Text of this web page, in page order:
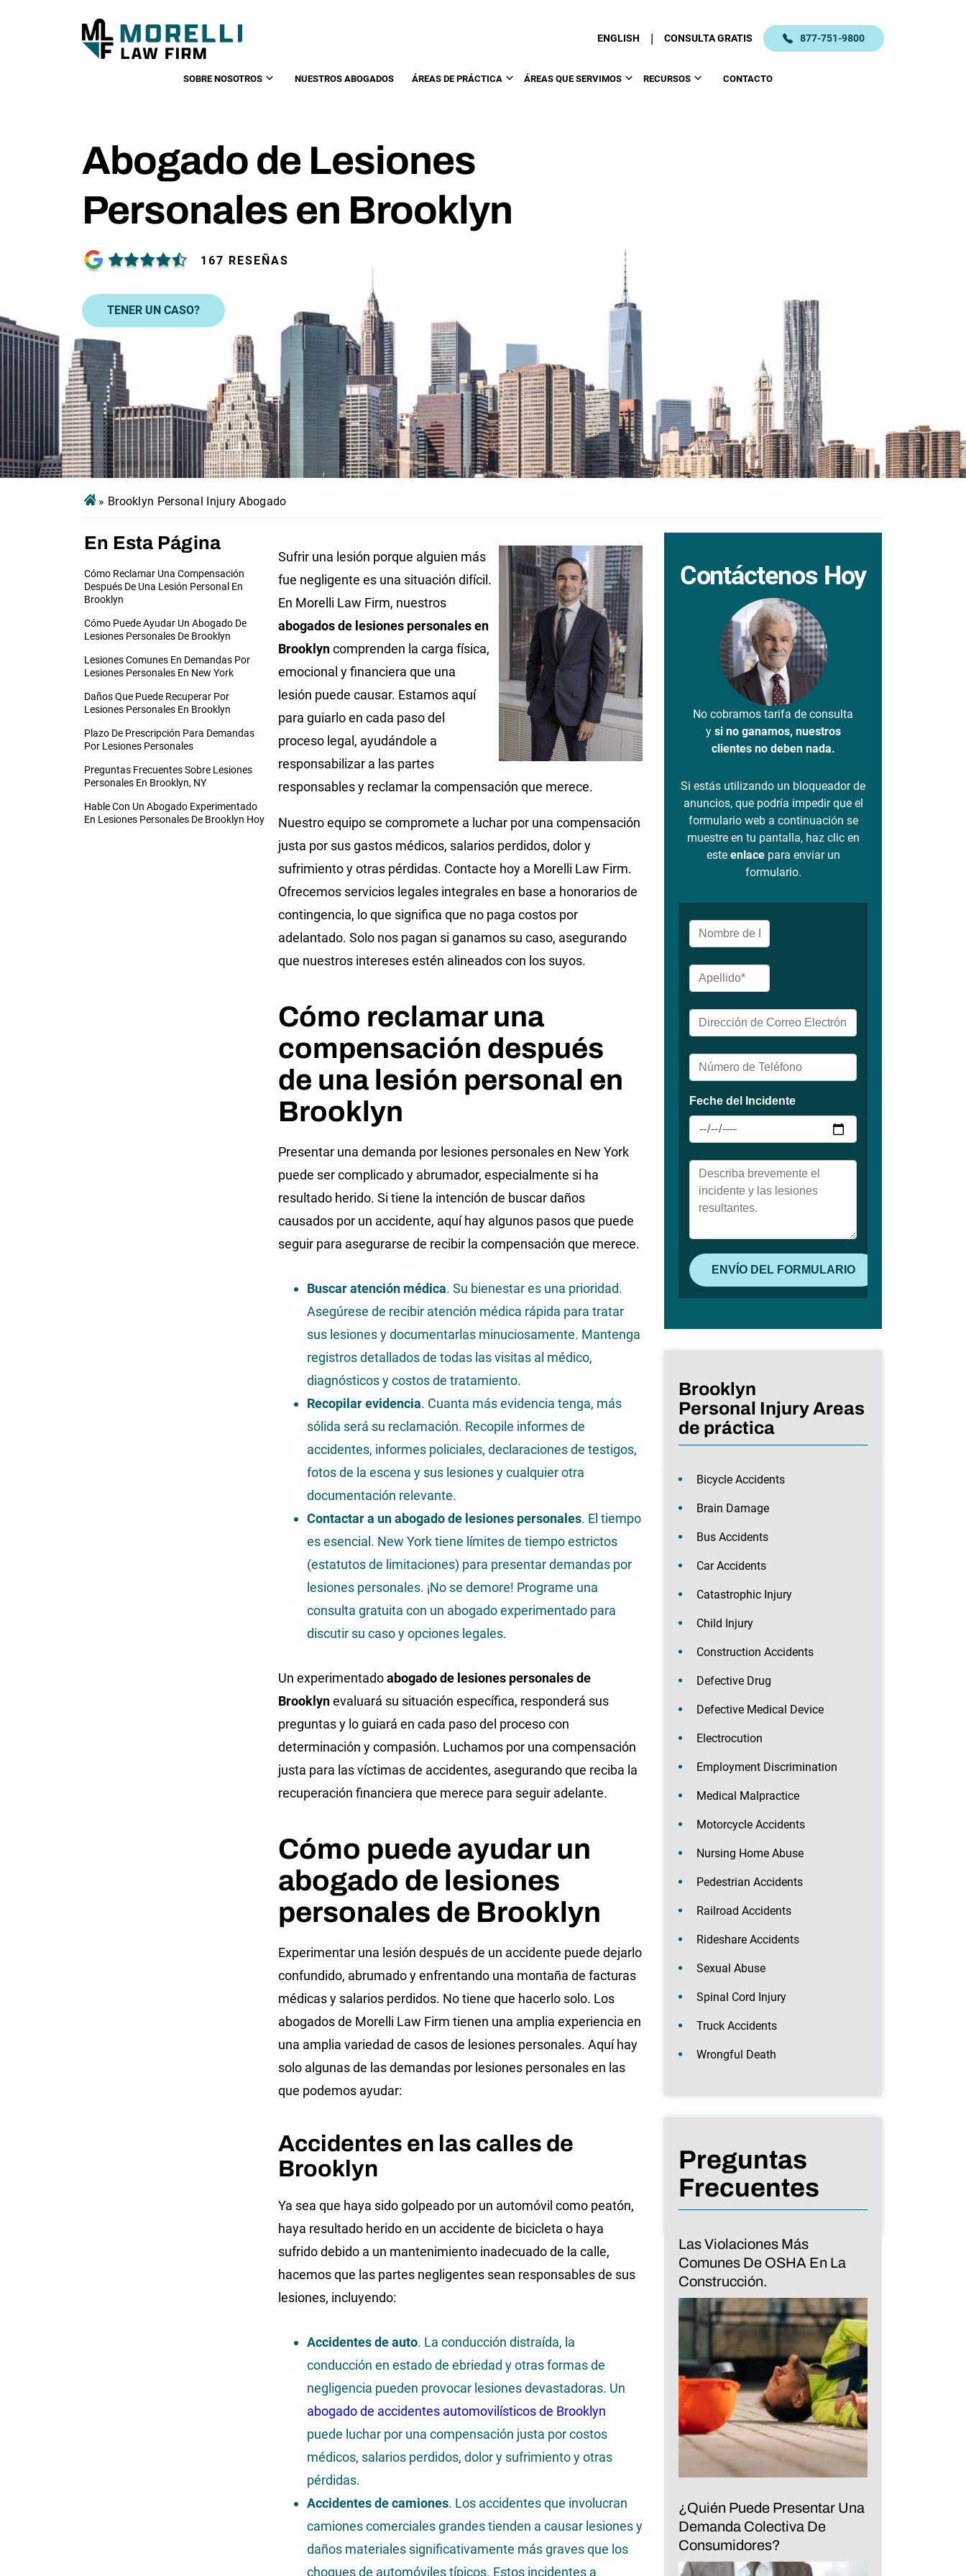
ENGLISH | CONSULTA GRATIS 877-751-9800
SOBRE NOSOTROS NUESTROS ABOGADOS ÁREAS DE PRÁCTICA ÁREAS QUE SERVIMOS RECURSOS CONTACTO
Abogado de Lesiones
Personales en Brooklyn
167 RESEÑAS
TENER UN CASO?
» Brooklyn Personal Injury Abogado
En Esta Página
Cómo Reclamar Una Compensación
Después De Una Lesión Personal En
Brooklyn
Cómo Puede Ayudar Un Abogado De
Lesiones Personales De Brooklyn
Lesiones Comunes En Demandas Por
Lesiones Personales En New York
Daños Que Puede Recuperar Por
Lesiones Personales En Brooklyn
Plazo De Prescripción Para Demandas
Por Lesiones Personales
Preguntas Frecuentes Sobre Lesiones
Personales En Brooklyn, NY
Hable Con Un Abogado Experimentado
En Lesiones Personales De Brooklyn Hoy
Sufrir una lesión porque alguien más
fue negligente es una situación difícil.
En Morelli Law Firm, nuestros
abogados de lesiones personales en
Brooklyncomprenden la carga física,
emocional y financiera que una
lesión puede causar. Estamos aquí
para guiarlo en cada paso del
proceso legal, ayudándole a
responsabilizar a las partes
responsables y reclamar la compensación que merece.
Nuestro equipo se compromete a luchar por una compensación
justa por sus gastos médicos, salarios perdidos, dolor y
sufrimiento y otras pérdidas. Contacte hoy a Morelli Law Firm.
Ofrecemos servicios legales integrales en base a honorarios de
contingencia, lo que significa que no paga costos por
adelantado. Solo nos pagan si ganamos su caso, asegurando
que nuestros intereses estén alineados con los suyos.
Cómo reclamar una
compensación después
de una lesión personal en
Brooklyn
Presentar una demanda por lesiones personales en New York
puede ser complicado y abrumador, especialmente si ha
resultado herido. Si tiene la intención de buscar daños
causados ​​por un accidente, aquí hay algunos pasos que puede
seguir para asegurarse de recibir la compensación que merece.
Buscar atención médica. Su bienestar es una prioridad.
Asegúrese de recibir atención médica rápida para tratar
sus lesiones y documentarlas minuciosamente. Mantenga
registros detallados de todas las visitas al médico,
diagnósticos y costos de tratamiento.
Recopilar evidencia. Cuanta más evidencia tenga, más
sólida será su reclamación. Recopile informes de
accidentes, informes policiales, declaraciones de testigos,
fotos de la escena y sus lesiones y cualquier otra
documentación relevante.
Contactar a un abogado de lesiones personales. El tiempo
es esencial. New York tiene límites de tiempo estrictos
(estatutos de limitaciones) para presentar demandas por
lesiones personales. ¡No se demore! Programe una
consulta gratuita con un abogado experimentado para
discutir su caso y opciones legales.
Un experimentadoabogado de lesiones personales de
Brooklynevaluará su situación específica, responderá sus
preguntas y lo guiará en cada paso del proceso con
determinación y compasión. Luchamos por una compensación
justa para las víctimas de accidentes, asegurando que reciba la
recuperación financiera que merece para seguir adelante.
Cómo puede ayudar un
abogado de lesiones
personales de Brooklyn
Experimentar una lesión después de un accidente puede dejarlo
confundido, abrumado y enfrentando una montaña de facturas
médicas y salarios perdidos. No tiene que hacerlo solo. Los
abogados de Morelli Law Firm tienen una amplia experiencia en
una amplia variedad de casos de lesiones personales. Aquí hay
solo algunas de las demandas por lesiones personales en las
que podemos ayudar:
Accidentes en las calles de
Brooklyn
Ya sea que haya sido golpeado por un automóvil como peatón,
haya resultado herido en un accidente de bicicleta o haya
sufrido debido a un mantenimiento inadecuado de la calle,
hacemos que las partes negligentes sean responsables de sus
lesiones, incluyendo:
Accidentes de auto. La conducción distraída, la
conducción en estado de ebriedad y otras formas de
negligencia pueden provocar lesiones devastadoras. Un
abogado de accidentes automovilísticos de Brooklyn
puede luchar por una compensación justa por costos
médicos, salarios perdidos, dolor y sufrimiento y otras
pérdidas.
Accidentes de camiones. Los accidentes que involucran
camiones comerciales grandes tienden a causar lesiones y
daños materiales significativamente más graves que los
choques de automóviles típicos. Estos incidentes a
Contáctenos Hoy
No cobramos tarifa de consulta
y si no ganamos, nuestros
clientes no deben nada.
Si estás utilizando un bloqueador de
anuncios, que podría impedir que el
formulario web a continuación se
muestre en tu pantalla, haz clic en
este enlacepara enviar un
formulario.
Brooklyn
Personal Injury Areas
de práctica
Bicycle Accidents
Brain Damage
Bus Accidents
Car Accidents
Catastrophic Injury
Child Injury
Construction Accidents
Defective Drug
Defective Medical Device
Electrocution
Employment Discrimination
Medical Malpractice
Motorcycle Accidents
Nursing Home Abuse
Pedestrian Accidents
Railroad Accidents
Rideshare Accidents
Sexual Abuse
Spinal Cord Injury
Truck Accidents
Wrongful Death
Preguntas
Frecuentes
Las Violaciones Más
Comunes De OSHA En La
Construcción.
¿Quién Puede Presentar Una
Demanda Colectiva De
Consumidores?